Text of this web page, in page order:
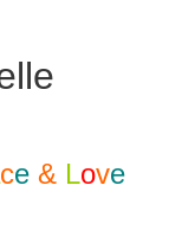
ce & Love